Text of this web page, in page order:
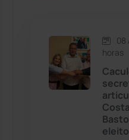
Caetité
Candiba
Cândido Sales
08
horas